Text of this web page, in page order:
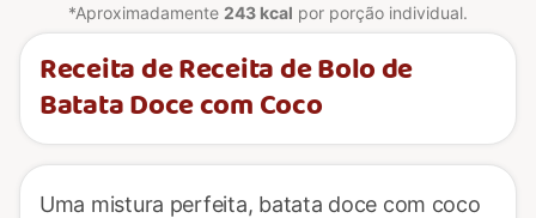
*Aproximadamente 243 kcal por porção individual.
Receita de Receita de Bolo de
Batata Doce com Coco
Uma mistura perfeita, batata doce com coco